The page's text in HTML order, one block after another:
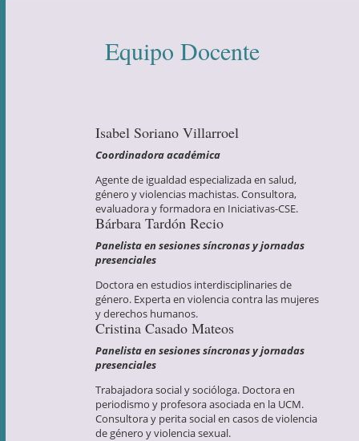
Equipo Docente
Isabel Soriano Villarroel
Coordinadora académica
Agente de igualdad especializada en salud,
género y violencias machistas. Consultora,
evaluadora y formadora en Iniciativas-CSE.
Bárbara Tardón Recio
Panelista en sesiones síncronas y jornadas
presenciales
Doctora en estudios interdisciplinaries de
género. Experta en violencia contra las mujeres
y derechos humanos.
Cristina Casado Mateos
Panelista en sesiones síncronas y jornadas
presenciales
Trabajadora social y socióloga. Doctora en
periodismo y profesora asociada en la UCM.
Consultora y perita social en casos de violencia
de género y violencia sexual.